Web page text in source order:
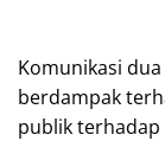
Komunikasi
berdampak
publik terhadap